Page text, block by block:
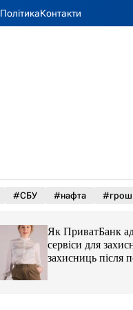
ПолітикаКонтакти
#СБУ #нафта
Як ПриватБанк
сервіси для
захисниць після